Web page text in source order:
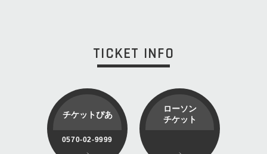
TICKET INFO
チケットぴあ
0570-02-9999
ローソン
チケット